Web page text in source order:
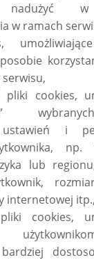
nadużyć
w ramach
pliki cookies,
i
np.
lub
internetowej
cookies,